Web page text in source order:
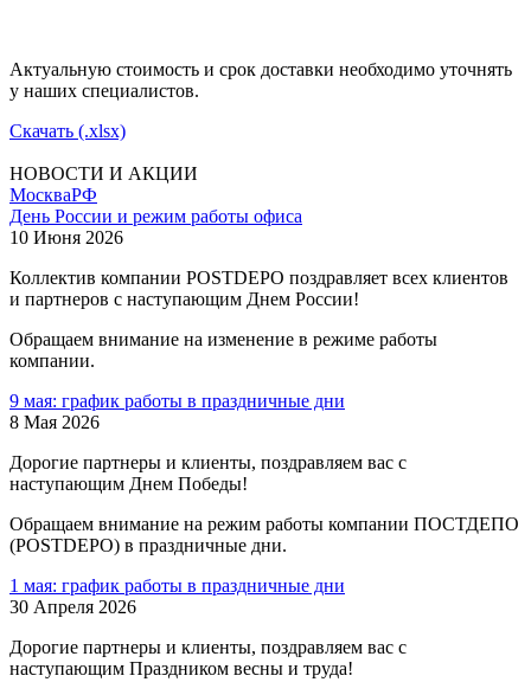
Актуальную стоимость и срок доставки необходимо уточнять
у наших специалистов.
Скачать (.xlsx)
НОВОСТИ И АКЦИИ
МоскваРФ
День России и режим работы офиса
10 Июня 2026
Коллектив компании POSTDEPO поздравляет всех клиентов
и партнеров с наступающим Днем России!
Обращаем внимание на изменение в режиме работы
компании.
9 мая: график работы в праздничные дни
8 Мая 2026
Дорогие партнеры и клиенты, поздравляем вас с
наступающим Днем Победы!
Обращаем внимание на режим работы компании ПОСТДЕПО
(POSTDEPO) в праздничные дни.
1 мая: график работы в праздничные дни
30 Апреля 2026
Дорогие партнеры и клиенты, поздравляем вас с
наступающим Праздником весны и труда!